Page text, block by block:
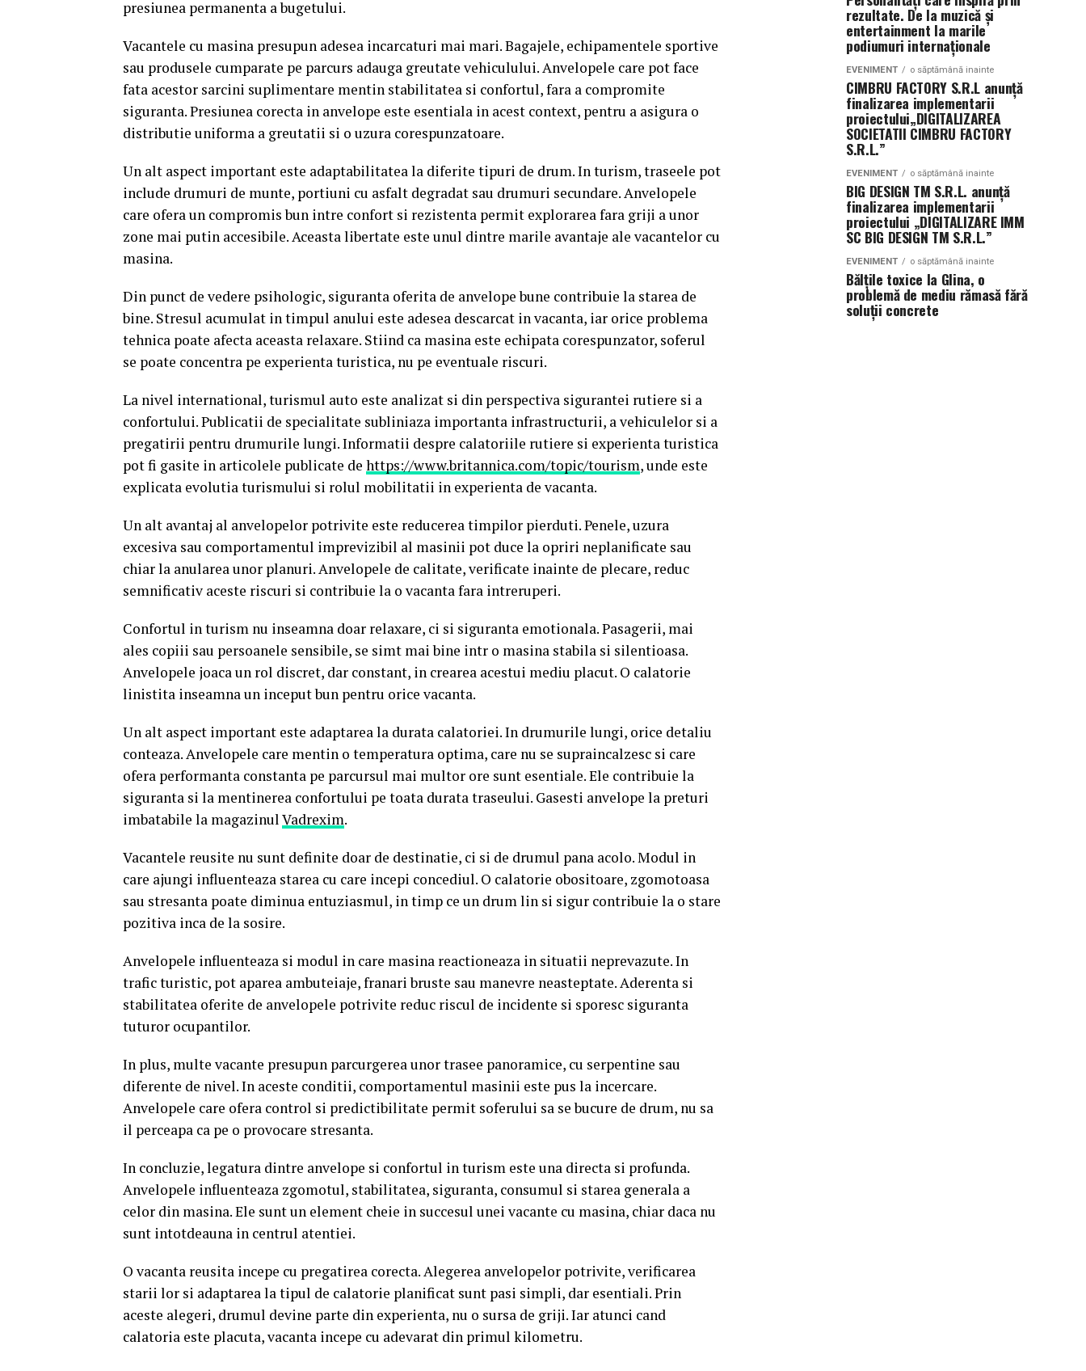
presiunea permanenta a bugetului.
Vacantele cu masina presupun adesea incarcaturi mai mari. Bagajele, echipamentele sportive
sau produsele cumparate pe parcurs adauga greutate vehiculului. Anvelopele care pot face
fata acestor sarcini suplimentare mentin stabilitatea si confortul, fara a compromite
siguranta. Presiunea corecta in anvelope este esentiala in acest context, pentru a asigura o
distributie uniforma a greutatii si o uzura corespunzatoare.
Un alt aspect important este adaptabilitatea la diferite tipuri de drum. In turism, traseele pot
include drumuri de munte, portiuni cu asfalt degradat sau drumuri secundare. Anvelopele
care ofera un compromis bun intre confort si rezistenta permit explorarea fara griji a unor
zone mai putin accesibile. Aceasta libertate este unul dintre marile avantaje ale vacantelor cu
masina.
Din punct de vedere psihologic, siguranta oferita de anvelope bune contribuie la starea de
bine. Stresul acumulat in timpul anului este adesea descarcat in vacanta, iar orice problema
tehnica poate afecta aceasta relaxare. Stiind ca masina este echipata corespunzator, soferul
se poate concentra pe experienta turistica, nu pe eventuale riscuri.
La nivel international, turismul auto este analizat si din perspectiva sigurantei rutiere si a
confortului. Publicatii de specialitate subliniaza importanta infrastructurii, a vehiculelor si a
pregatirii pentru drumurile lungi. Informatii despre calatoriile rutiere si experienta turistica
pot fi gasite in articolele publicate de https://www.britannica.com/topic/tourism, unde este
explicata evolutia turismului si rolul mobilitatii in experienta de vacanta.
Un alt avantaj al anvelopelor potrivite este reducerea timpilor pierduti. Penele, uzura
excesiva sau comportamentul imprevizibil al masinii pot duce la opriri neplanificate sau
chiar la anularea unor planuri. Anvelopele de calitate, verificate inainte de plecare, reduc
semnificativ aceste riscuri si contribuie la o vacanta fara intreruperi.
Confortul in turism nu inseamna doar relaxare, ci si siguranta emotionala. Pasagerii, mai
ales copiii sau persoanele sensibile, se simt mai bine intr o masina stabila si silentioasa.
Anvelopele joaca un rol discret, dar constant, in crearea acestui mediu placut. O calatorie
linistita inseamna un inceput bun pentru orice vacanta.
Un alt aspect important este adaptarea la durata calatoriei. In drumurile lungi, orice detaliu
conteaza. Anvelopele care mentin o temperatura optima, care nu se supraincalzesc si care
ofera performanta constanta pe parcursul mai multor ore sunt esentiale. Ele contribuie la
siguranta si la mentinerea confortului pe toata durata traseului. Gasesti anvelope la preturi
imbatabile la magazinulVadrexim.
Vacantele reusite nu sunt definite doar de destinatie, ci si de drumul pana acolo. Modul in
care ajungi influenteaza starea cu care incepi concediul. O calatorie obositoare, zgomotoasa
sau stresanta poate diminua entuziasmul, in timp ce un drum lin si sigur contribuie la o stare
pozitiva inca de la sosire.
Anvelopele influenteaza si modul in care masina reactioneaza in situatii neprevazute. In
trafic turistic, pot aparea ambuteiaje, franari bruste sau manevre neasteptate. Aderenta si
stabilitatea oferite de anvelopele potrivite reduc riscul de incidente si sporesc siguranta
tuturor ocupantilor.
In plus, multe vacante presupun parcurgerea unor trasee panoramice, cu serpentine sau
diferente de nivel. In aceste conditii, comportamentul masinii este pus la incercare.
Anvelopele care ofera control si predictibilitate permit soferului sa se bucure de drum, nu sa
il perceapa ca pe o provocare stresanta.
In concluzie, legatura dintre anvelope si confortul in turism este una directa si profunda.
Anvelopele influenteaza zgomotul, stabilitatea, siguranta, consumul si starea generala a
celor din masina. Ele sunt un element cheie in succesul unei vacante cu masina, chiar daca nu
sunt intotdeauna in centrul atentiei.
O vacanta reusita incepe cu pregatirea corecta. Alegerea anvelopelor potrivite, verificarea
starii lor si adaptarea la tipul de calatorie planificat sunt pasi simpli, dar esentiali. Prin
aceste alegeri, drumul devine parte din experienta, nu o sursa de griji. Iar atunci cand
calatoria este placuta, vacanta incepe cu adevarat din primul kilometru.
rezultate. De la muzică și
entertainment la marile
podiumuri internaționale
EVENIMENT o săptămână inainte
CIMBRU FACTORY S.R.L anunţă
finalizarea implementarii
proiectului„DIGITALIZAREA
SOCIETATII CIMBRU FACTORY
S.R.L.”
EVENIMENT o săptămână inainte
BIG DESIGN TM S.R.L. anunţă
finalizarea implementarii
proiectului „DIGITALIZARE IMM
SC BIG DESIGN TM S.R.L.”
EVENIMENT o săptămână inainte
Bălțile toxice la Glina, o
problemă de mediu rămasă fără
soluții concrete